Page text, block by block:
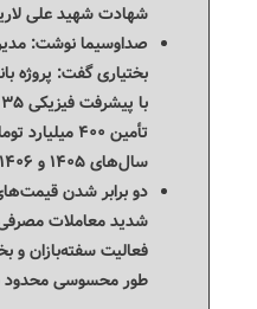
شهادت شهید علی
صداوسیما نوشت:
بختیاری گفت: پروژه
تأمین ۴۰۰
سال‌های ۱۴۰۵ و ۱۴۰۶ به بهره‌برداری خواهد رسید.
دو برابر شدن
شدید معاملات
فعالیت سفته‌بازان و
طور محسوسی محدود